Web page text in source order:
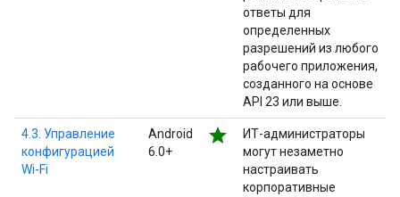
ответы для
определенных
разрешений из любого
рабочего приложения,
созданного на основе
API 23 или выше.
4.3. Управление
конфигурацией
Wi-Fi
Android
6.0+
star
ИТ-администраторы
могут незаметно
настраивать
корпоративные